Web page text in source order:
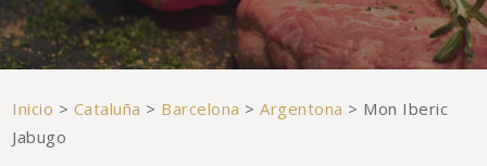
Inicio > Cataluña > Barcelona >Argentona > Mon Iberic
Jabugo